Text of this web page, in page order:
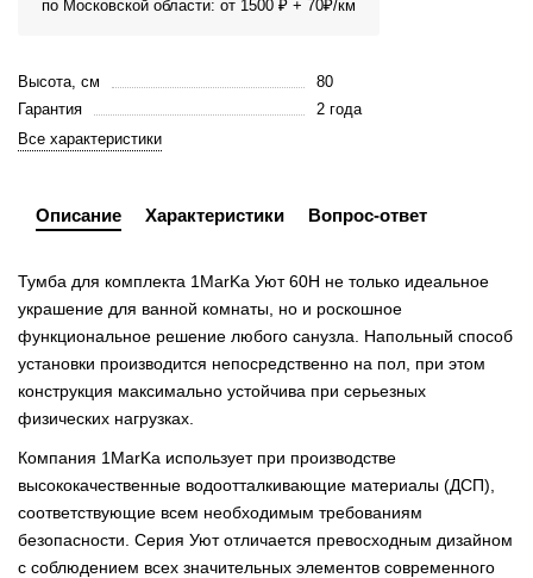
по Московской области: от 1500 ₽ + 70₽/км
Высота, см
80
Гарантия
2 года
Все характеристики
Описание Характеристики Вопрос-ответ
Тумба для комплекта 1MarKa Уют 60Н не только идеальное
украшение для ванной комнаты, но и роскошное
функциональное решение любого санузла. Напольный способ
установки производится непосредственно на пол, при этом
конструкция максимально устойчива при серьезных
физических нагрузках.
Компания 1MarKa использует при производстве
высококачественные водоотталкивающие материалы (ДСП),
соответствующие всем необходимым требованиям
безопасности. Серия Уют отличается превосходным дизайном
с соблюдением всех значительных элементов современного